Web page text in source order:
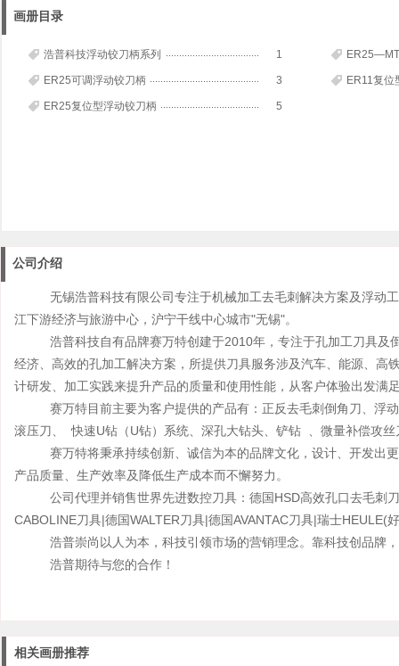
画册目录
浩普科技浮动铰刀柄系列 1
ER25可调浮动铰刀柄 3 ER11复位
ER25复位型浮动铰刀柄 5
公司介绍
无锡浩普科技有限公司专注于机械加工去毛刺解决方案及浮动工
江下游经济与旅游中心，沪宁干线中心城市"无锡"。
浩普科技自有品牌赛万特创建于2010年，专注于孔加工刀具及
经济、高效的孔加工解决方案，所提供刀具服务涉及汽车、能源、高
计研发、加工实践来提升产品的质量和使用性能，从客户体验出发满
赛万特目前主要为客户提供的产品有：正反去毛刺倒角刀、浮动
滚压刀、 快速U钻（U钻）系统、深孔大钻头、铲钻 、微量补偿攻丝
赛万特将秉承持续创新、诚信为本的品牌文化，设计、开发出更
产品质量、生产效率及降低生产成本而不懈努力。
公司代理并销售世界先进数控刀具：德国HSD高效孔口去毛刺刀
CABOLINE刀具|德国WALTER刀具|德国AVANTAC刀具|瑞士HEULE(
浩普崇尚以人为本，科技引领市场的营销理念。靠科技创品牌，
浩普期待与您的合作！
相关画册推荐